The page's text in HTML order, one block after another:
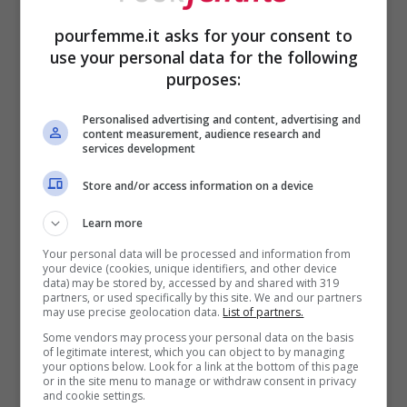
Preparati alle sorprese.Ricorda che le
persone online spesso mostrano il loro
miglior profilo. È normale scoprire
vivo. Magari il suoumorismo sarcastico
che ti faceva ridere sui messaggi, di
pungente
passione per la musica classica, che
condividevi online, è più un interesse
superficiale. Quindinon crearti
aspettative troppo altee non farti
prendere dallo sconforto se le cose non
pourfemme.it asks for your consent to
use your personal data for the following
purposes:
Personalised advertising and content, advertising and
content measurement, audience research and
services development
Store and/or access information on a device
Learn more
Your personal data will be processed and information from
your device (cookies, unique identifiers, and other device
data) may be stored by, accessed by and shared with 319
partners, or used specifically by this site. We and our partners
may use precise geolocation data. List of partners.
Some vendors may process your personal data on the basis
of legitimate interest, which you can object to by managing
your options below. Look for a link at the bottom of this page
or in the site menu to manage or withdraw consent in privacy
and cookie settings.